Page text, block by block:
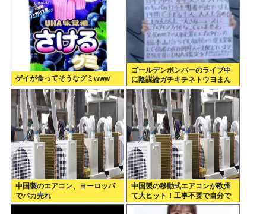
ゲイが食ってそうなグミwww
ゴールデンボンバーのライブ中
に陰謀論ガチキチネトウヨまん
さんが乱入www
中国製のエアコン、ヨーロッパ
でバカ売れ
中国製の移動式エアコンが欧州
て大ヒット！工事不要で自分で
取り付け可、もうこれで良く